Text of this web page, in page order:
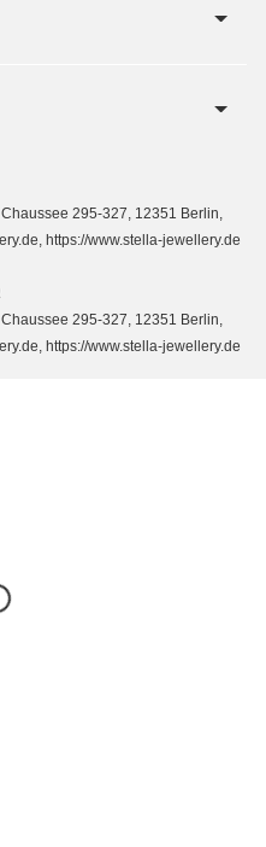
295-327, 12351 Berlin,
https://www.stella-jewellery.de
295-327, 12351 Berlin,
https://www.stella-jewellery.de